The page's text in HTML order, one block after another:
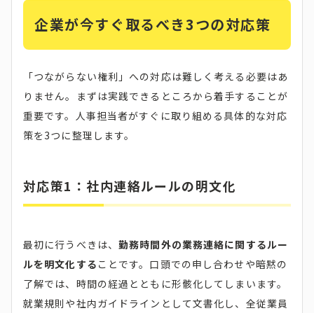
企業が今すぐ取るべき3つの対応策
「つながらない権利」への対応は難しく考える必要はあ
りません。まずは実践できるところから着手することが
重要です。人事担当者がすぐに取り組める具体的な対応
策を3つに整理します。
対応策1：社内連絡ルールの明文化
最初に行うべきは、勤務時間外の業務連絡に関するルー
ルを明文化する ことです。口頭での申し合わせや暗黙の
了解では、時間の経過とともに形骸化してしまいます。
就業規則や社内ガイドラインとして文書化し、全従業員